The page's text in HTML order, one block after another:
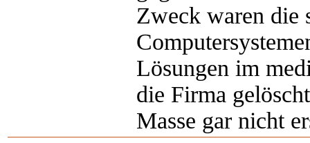
Zweck waren die
Lösungen im
die Firma
Masse gar nicht